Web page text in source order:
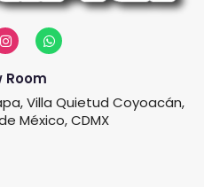
Room
Villa Quietud Coyoacán,
México, CDMX